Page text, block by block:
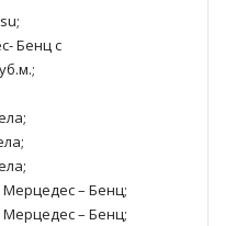
Бенц с
– Бенц;
– Бенц;